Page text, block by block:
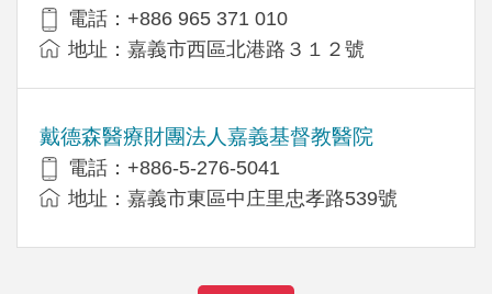
電話：+886 965 371 010
地址：嘉義市西區北港路３１２號
戴德森醫療財團法人嘉義基督教醫院
電話：+886-5-276-5041
地址：嘉義市東區中庄里忠孝路539號